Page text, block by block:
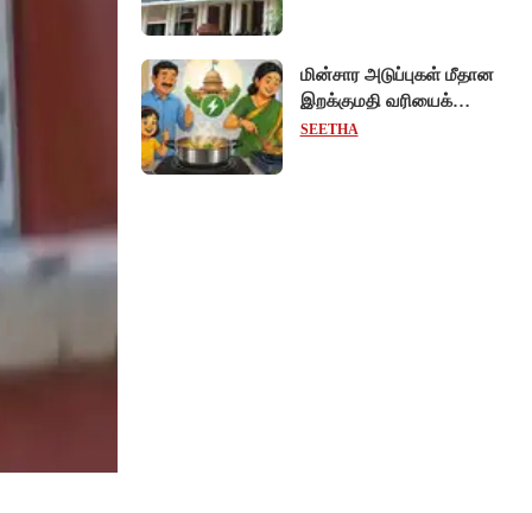
அதிரடி உத்தரவு!
மின்சார அடுப்புகள் மீதான
இறக்குமதி வரியைக்
குறைக்கும் மத்திய அரசு!
SEETHA